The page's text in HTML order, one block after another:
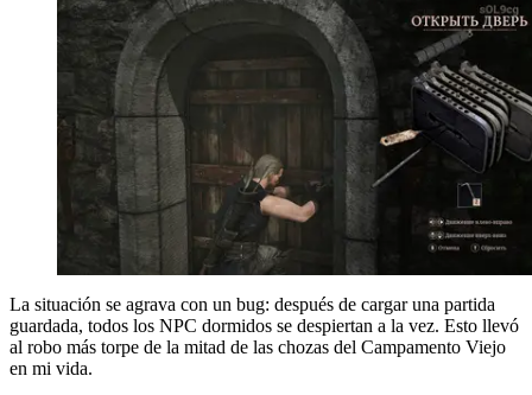
La situación se agrava con un bug: después de cargar una partida
guardada, todos los NPC dormidos se despiertan a la vez. Esto llevó
al robo más torpe de la mitad de las chozas del Campamento Viejo
en mi vida.